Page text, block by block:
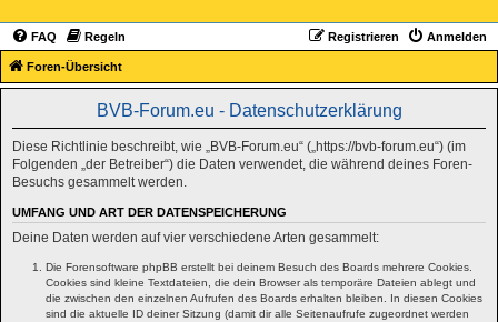
FAQ Regeln Anmelden
Registrieren
Foren-Übersicht
BVB-Forum.eu - Datenschutzerklärung
Diese Richtlinie beschreibt, wie „BVB-Forum.eu“ („https://bvb-forum.eu“) (im
Folgenden „der Betreiber“) die Daten verwendet, die während deines Foren-
Besuchs gesammelt werden.
UMFANG UND ART DER DATENSPEICHERUNG
Deine Daten werden auf vier verschiedene Arten gesammelt:
Die Forensoftware phpBB erstellt bei deinem Besuch des Boards mehrere Cookies.
Cookies sind kleine Textdateien, die dein Browser als temporäre Dateien ablegt und
die zwischen den einzelnen Aufrufen des Boards erhalten bleiben. In diesen Cookies
sind die aktuelle ID deiner Sitzung (damit dir alle Seitenaufrufe zugeordnet werden